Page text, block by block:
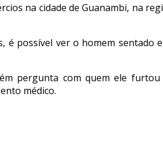
na cidade de Guanambi, na
é possível ver o homem
pergunta com quem ele
médico.